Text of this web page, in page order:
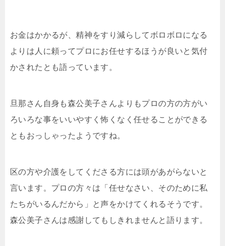
お金はかかるが、精神をすり減らしてボロボロになる
よりは人に頼ってプロにお任せするほうが良いと気付
かされたとも語っています。
旦那さん自身も森公美子さんよりもプロの方の方がい
ろいろな事をいいやすく怖くなく任せることができる
ともおっしゃったようですね。
区の方や介護をしてくださる方には頭があがらないと
言います。プロの方々は「任せなさい、そのために私
たちがいるんだから」と声をかけてくれるそうです。
森公美子さんは感謝してもしきれませんと語ります。